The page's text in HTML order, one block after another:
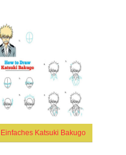
Einfaches Katsuki Bakugo